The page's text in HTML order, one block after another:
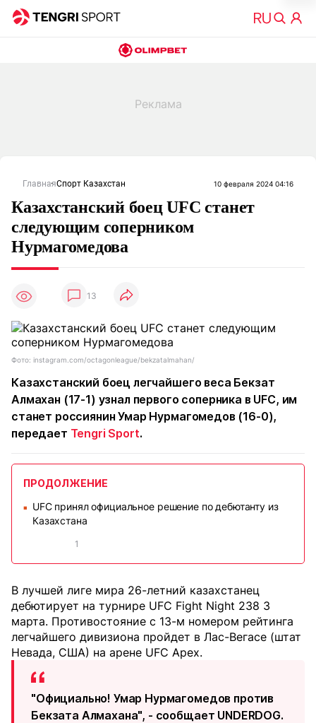
ГлавнаяСпорт Казахстан 10 февраля 2024 04:16
Казахстанский боец UFC станет
следующим соперником
Нурмагомедова
13
Фото: instagram.com/octagonleague/bekzatalmahan/
Казахстанский боец легчайшего веса Бекзат
Алмахан (17-1) узнал первого соперника в UFC, им
станет россиянин Умар Нурмагомедов (16-0),
передает Tengri Sport.
ПРОДОЛЖЕНИЕ
■
UFC принял официальное решение по дебютанту из
Казахстана
1
В лучшей лиге мира 26-летний казахстанец
дебютирует на турнире UFC Fight Night 238 3
марта. Противостояние с 13-м номером рейтинга
легчайшего дивизиона пройдет в Лас-Вегасе (штат
Невада, США) на арене UFC Apex.
"Официально! Умар Нурмагомедов против
Бекзата Алмахана", - сообщает UNDERDOG.